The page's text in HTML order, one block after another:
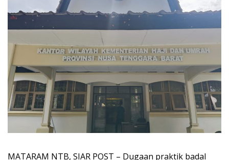
MATARAM NTB, SIAR POST – Dugaan praktik badal